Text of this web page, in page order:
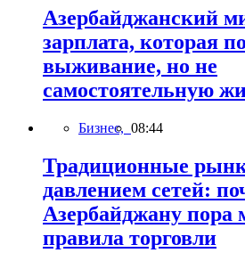
Азербайджанский
зарплата, которая
выживание, но не
самостоятельную
Бизнес, 08:44
Традиционные
давлением сетей:
Азербайджану пора
правила торговли